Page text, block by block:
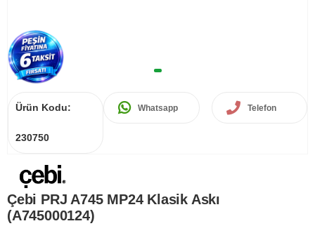
Ürün Kodu:
230750
Whatsapp Telefon
Çebi PRJ A745 MP24 Klasik Askı
(A745000124)